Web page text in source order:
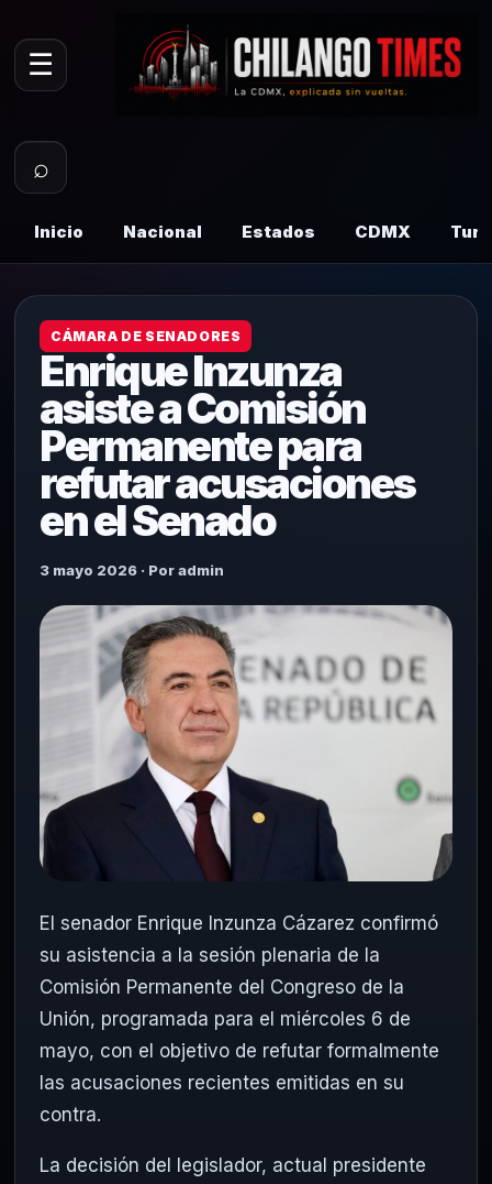
☰
⌕
Inicio Nacional Estados CDMX
CÁMARA DE SENADORES
Enrique Inzunza
asiste a Comisión
Permanente para
refutar acusaciones
en el Senado
3 mayo 2026 · Por admin
El senador Enrique Inzunza Cázarez confirmó
su asistencia a la sesión plenaria de la
Comisión Permanente del Congreso de la
Unión, programada para el miércoles 6 de
mayo, con el objetivo de refutar formalmente
las acusaciones recientes emitidas en su
contra.
La decisión del legislador, actual presidente